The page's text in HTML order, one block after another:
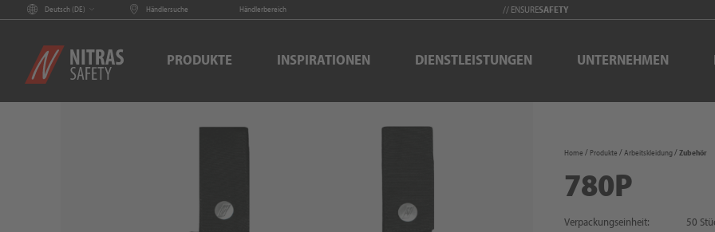
Deutsch (DE) Händlersuche Händlerbereich // ENSURESAFETY
PRODUKTE INSPIRATIONEN DIENSTLEISTUNGEN UNTERNEHMEN
Home Produkte Arbeitskleidung Zubehör
780P
Verpackungseinheit:
50